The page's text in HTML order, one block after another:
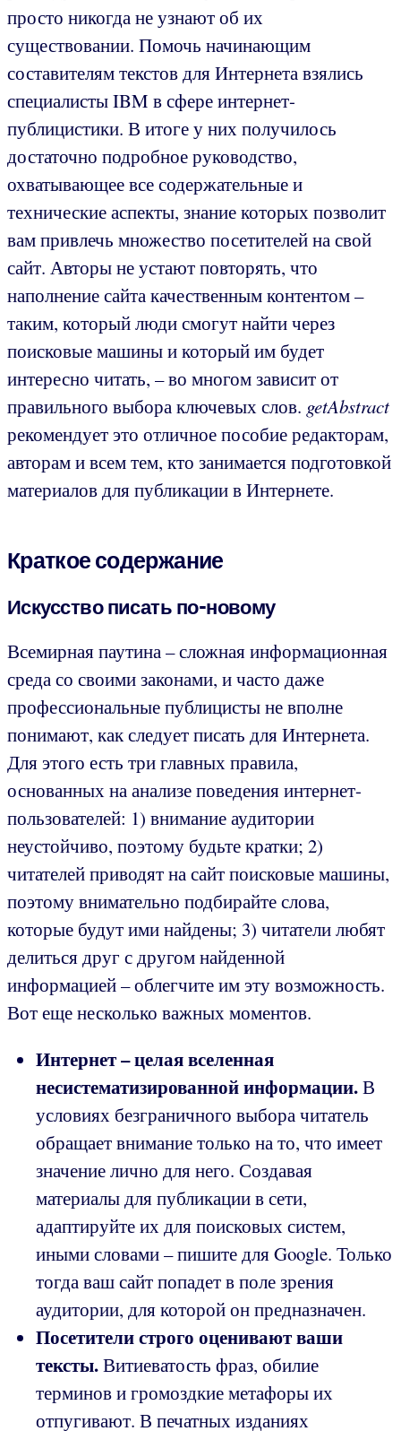
просто никогда не узнают об их
существовании. Помочь начинающим
составителям текстов для Интернета взялись
специалисты IBM в сфере интернет-
публицистики. В итоге у них получилось
достаточно подробное руководство,
охватывающее все содержательные и
технические аспекты, знание которых позволит
вам привлечь множество посетителей на свой
сайт. Авторы не устают повторять, что
наполнение сайта качественным контентом –
таким, который люди смогут найти через
поисковые машины и который им будет
интересно читать, – во многом зависит от
правильного выбора ключевых слов. getAbstract
рекомендует это отличное пособие редакторам,
авторам и всем тем, кто занимается подготовкой
материалов для публикации в Интернете.
Краткое содержание
Искусство писать по-новому
Всемирная паутина – сложная информационная
среда со своими законами, и часто даже
профессиональные публицисты не вполне
понимают, как следует писать для Интернета.
Для этого есть три главных правила,
основанных на анализе поведения интернет-
пользователей: 1) внимание аудитории
неустойчиво, поэтому будьте кратки; 2)
читателей приводят на сайт поисковые машины,
поэтому внимательно подбирайте слова,
которые будут ими найдены; 3) читатели любят
делиться друг с другом найденной
информацией – облегчите им эту возможность.
Вот еще несколько важных моментов.
Интернет – целая вселенная
несистематизированной информации.В
условиях безграничного выбора читатель
обращает внимание только на то, что имеет
значение лично для него. Создавая
материалы для публикации в сети,
адаптируйте их для поисковых систем,
иными словами – пишите для Google. Только
тогда ваш сайт попадет в поле зрения
аудитории, для которой он предназначен.
Посетители строго оценивают ваши
тексты.Витиеватость фраз, обилие
терминов и громоздкие метафоры их
отпугивают. В печатных изданиях